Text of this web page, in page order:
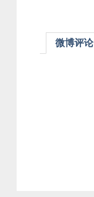
微博评论